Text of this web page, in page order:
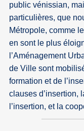
public vénissian,
particulières, que
Métropole, comme
en sont le plus
l’Aménagement
de Ville sont
formation et de
clauses d’insertion,
l’insertion, et la